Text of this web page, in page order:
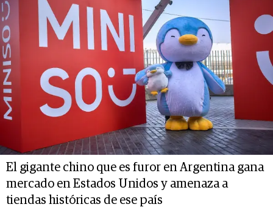
El gigante chino que es furor en Argentina gana
mercado en Estados Unidos y amenaza a
tiendas históricas de ese país